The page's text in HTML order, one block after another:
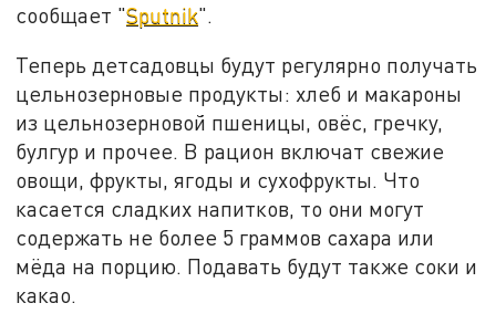
сообщает "Sputnik".
Теперь детсадовцы будут регулярно получать
цельнозерновые продукты: хлеб и макароны
из цельнозерновой пшеницы, овёс, гречку,
булгур и прочее. В рацион включат свежие
овощи, фрукты, ягоды и сухофрукты. Что
касается сладких напитков, то они могут
содержать не более 5 граммов сахара или
мёда на порцию. Подавать будут также соки и
какао.